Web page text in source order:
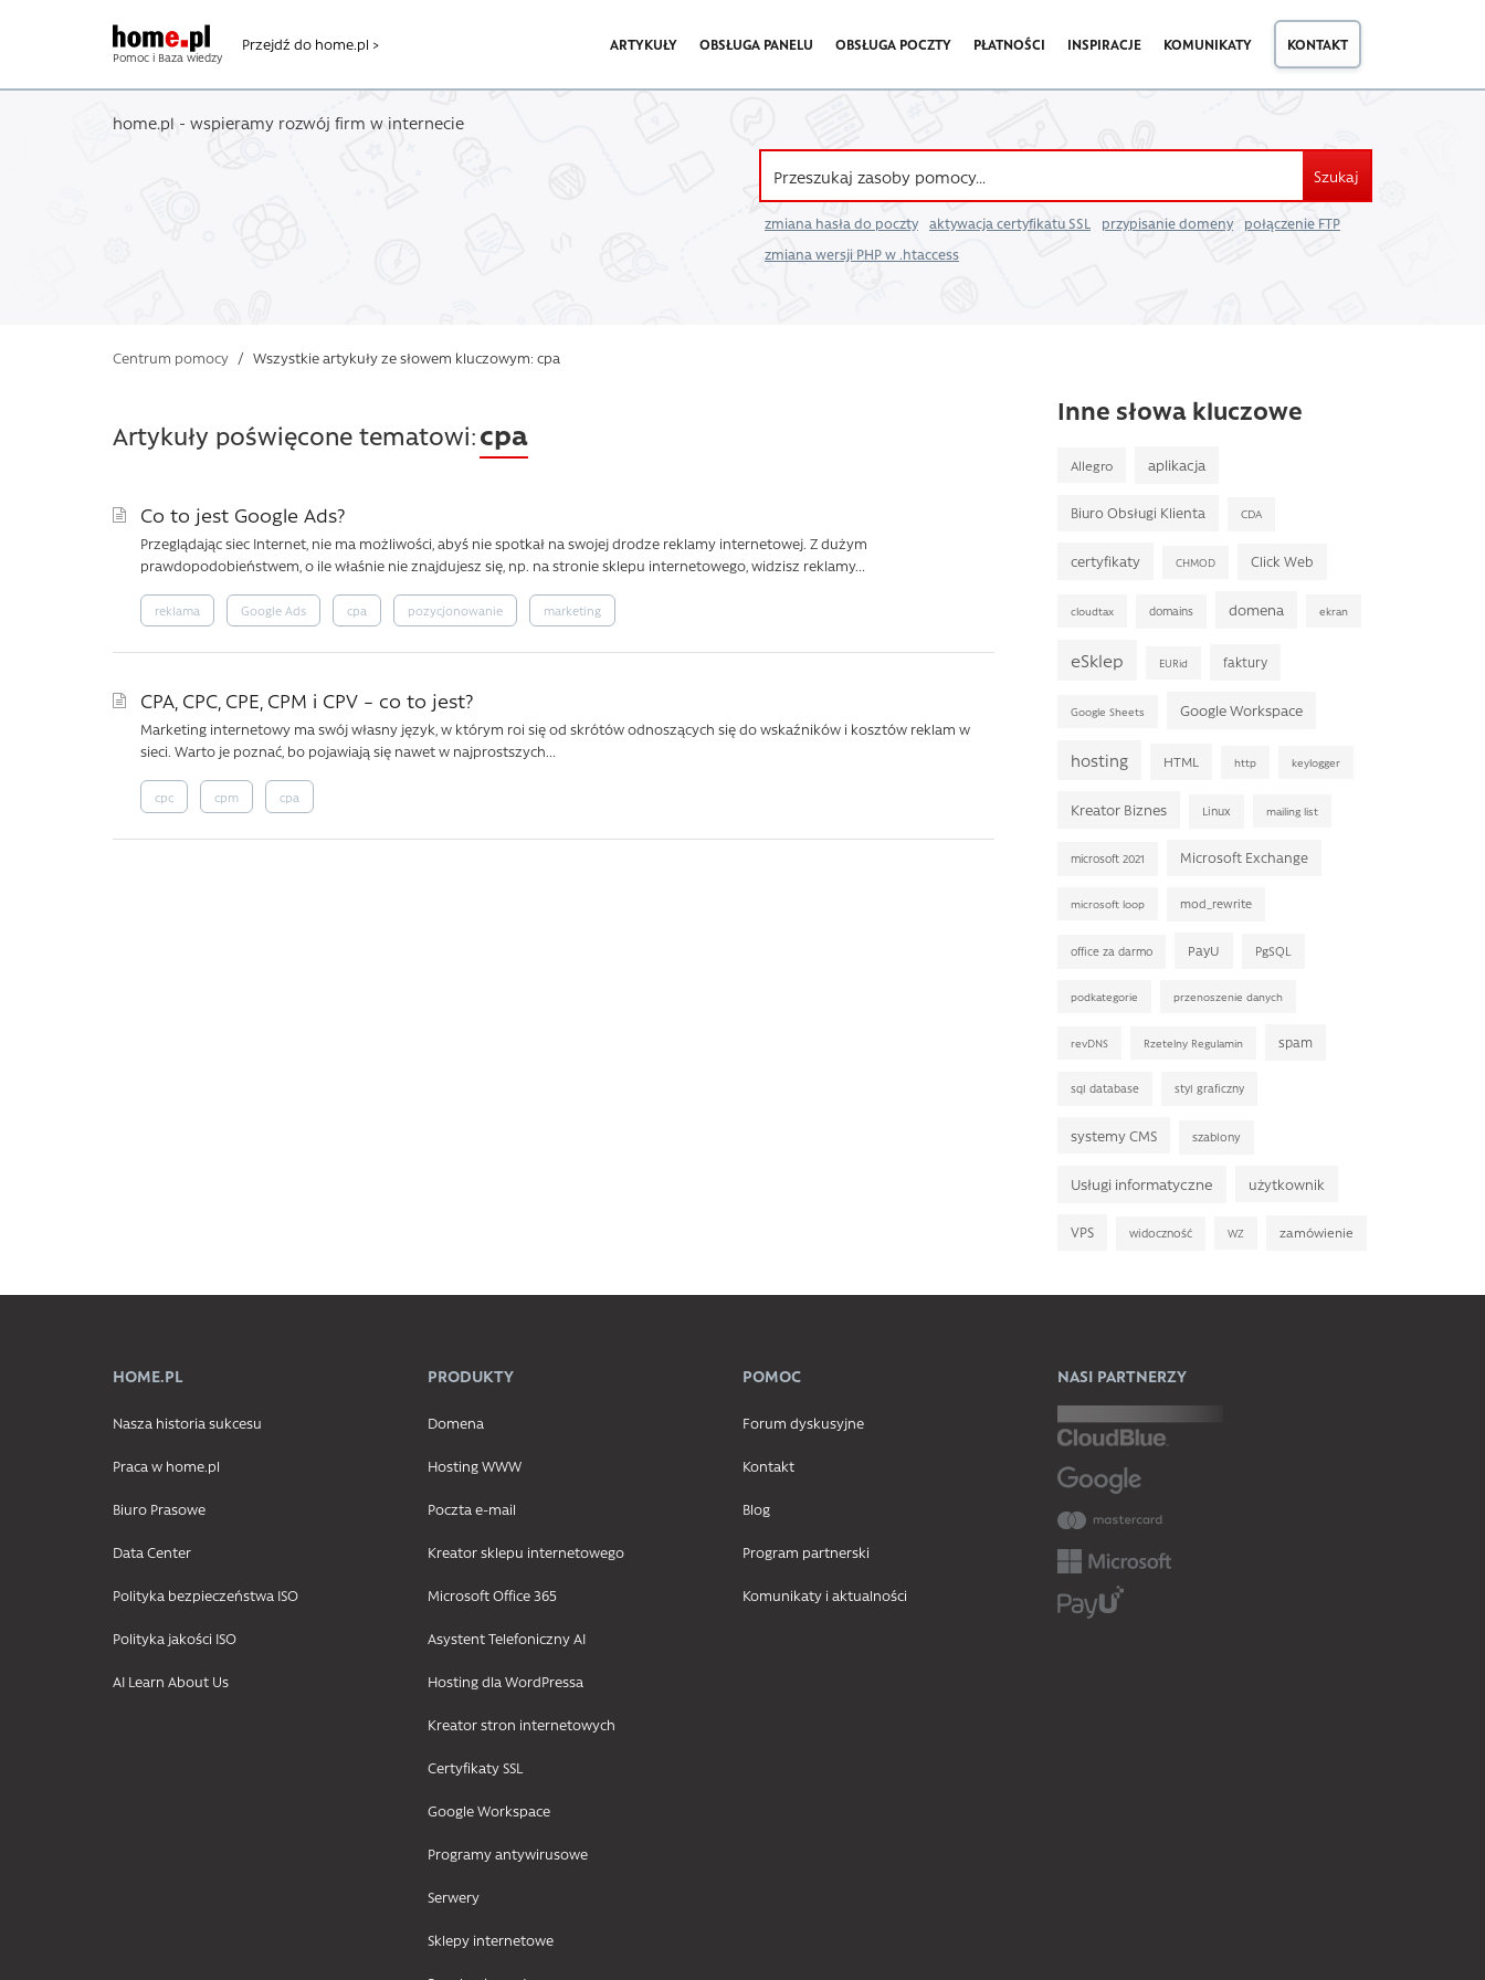
Pomoc i Baza wiedzy
Przejdź do home.pl > ARTYKUŁY OBSŁUGA PANELU OBSŁUGA POCZTY PŁATNOŚCI INSPIRACJE KOMUNIKATY KONTAKT
home.pl - wspieramy rozwój firm w internecie
Szukaj
zmiana hasła do poczty aktywacja certyfikatu SSL przypisanie domeny
połączenie FTP
zmiana wersji PHP w .htaccess
Centrum pomocy / Wszystkie artykuły ze słowem kluczowym: cpa
Artykuły poświęcone tematowi:cpa
Co to jest Google Ads?
Przeglądając siec Internet, nie ma możliwości, abyś nie spotkał na swojej drodze reklamy internetowej. Z dużym
prawdopodobieństwem, o ile właśnie nie znajdujesz się, np. na stronie sklepu internetowego, widzisz reklamy...
reklama Google Ads cpa pozycjonowanie marketing
CPA, CPC, CPE, CPM i CPV – co to jest?
Marketing internetowy ma swój własny język, w którym roi się od skrótów odnoszących się do wskaźników i kosztów reklam w
sieci. Warto je poznać, bo pojawiają się nawet w najprostszych...
cpc cpm cpa
Inne słowa kluczowe
Allegro aplikacja
Biuro Obsługi Klienta CDA
certyfikaty CHMOD Click Web
cloudtax domains domena ekran
eSklep EURid faktury
Google Sheets Google Workspace
hosting HTML http keylogger
Kreator Biznes Linux mailing list
microsoft 2021 Microsoft Exchange
microsoft loop mod_rewrite
office za darmo PayU PgSQL
podkategorie przenoszenie danych
revDNS Rzetelny Regulamin spam
sql database styl graficzny
systemy CMS szablony
Usługi informatyczne użytkownik
VPS widoczność WZ zamówienie
HOME.PL
Nasza historia sukcesu
Praca w home.pl
Biuro Prasowe
Data Center
Polityka bezpieczeństwa ISO
Polityka jakości ISO
AI Learn About Us
PRODUKTY
Domena
Hosting WWW
Poczta e-mail
Kreator sklepu internetowego
Microsoft Office 365
Asystent Telefoniczny AI
Hosting dla WordPressa
Kreator stron internetowych
Certyfikaty SSL
Google Workspace
Programy antywirusowe
Serwery
Sklepy internetowe
POMOC
Forum dyskusyjne
Kontakt
Blog
Program partnerski
Komunikaty i aktualności
NASI PARTNERZY